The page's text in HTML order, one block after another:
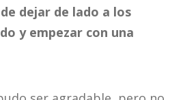
dejar de lado a los
y empezar con una